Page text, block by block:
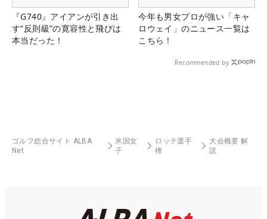
『G740』アイアンが引き出
す“反則級”の寛容性と飛びは
本当だった！
今年も男女プロが強い「キャ
ロウェイ」のニュース一覧は
こちら！
Recommended by
ゴルフ総合サイト ALBA
Net
米国女
子
ロッテ選手
権
大会概要 解
説